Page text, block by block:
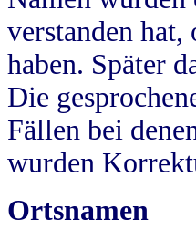
verstanden hat,
haben. Später
Die
Fällen bei
wurden
Ortsnamen